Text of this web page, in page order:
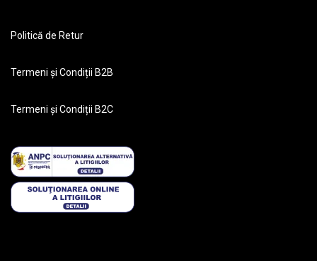
Politică de Retur
Termeni și Condiții B2B
Termeni și Condiții B2C